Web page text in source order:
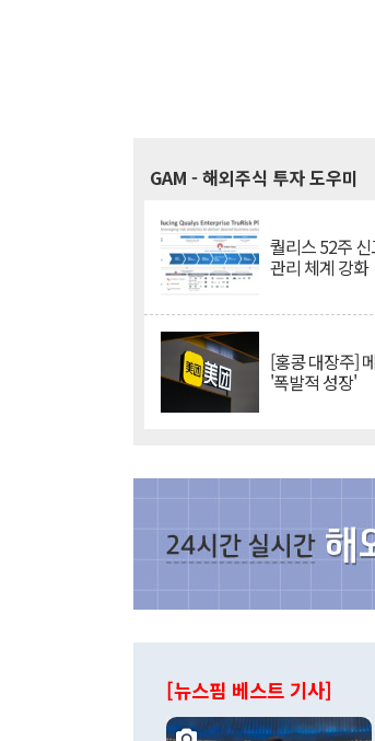
GAM - 해외주식 투자 도우미
퀄리스 52주
관리 체계 강화
[홍콩 대장주]
'폭발적 성장'
[뉴스핌 베스트 기사]